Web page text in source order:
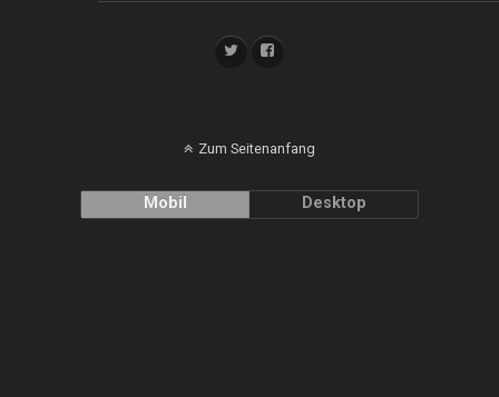
Zum Seitenanfang
Mobil Desktop